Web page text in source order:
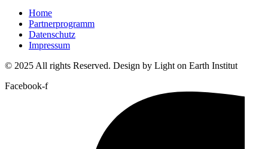
Home
Partnerprogramm
Datenschutz
Impressum
© 2025 All rights Reserved. Design by Light on Earth Institut
Facebook-f